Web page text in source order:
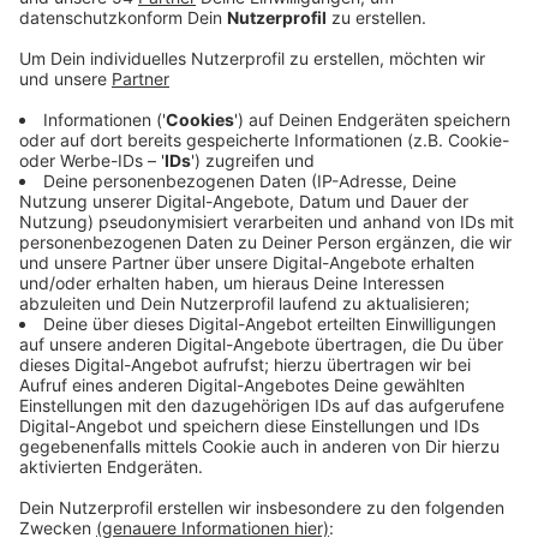
Anzeige
Der Bund und der NRW-Nahverkehr arbeiten schon seit
einiger Zeit in der Initiative "Fokus Bahn NRW"
zusammen und haben jetzt ein Konzept für mehr
Sicherheit entwickelt. In vielen Zuglinien, die etwa von
Mönchengladbach aus zu den EM-Spielorten in
Richtung Düsseldorf, Köln oder Ruhrgebiet fahren, wird
zusätzliches Sicherheitspersonal die Bundespolizei
unterstützen. Dazu kommen zivile Freiwillige, die mit
den Fußball-Fans in den Zügen unterwegs sein sollen.
Das alles soll aber nicht nur zur EM die Sicherheit
erhöhen. Was sich bewährt, könnte auch darüber hinaus
zum Standard im Nahverkehr werden, heißt es von